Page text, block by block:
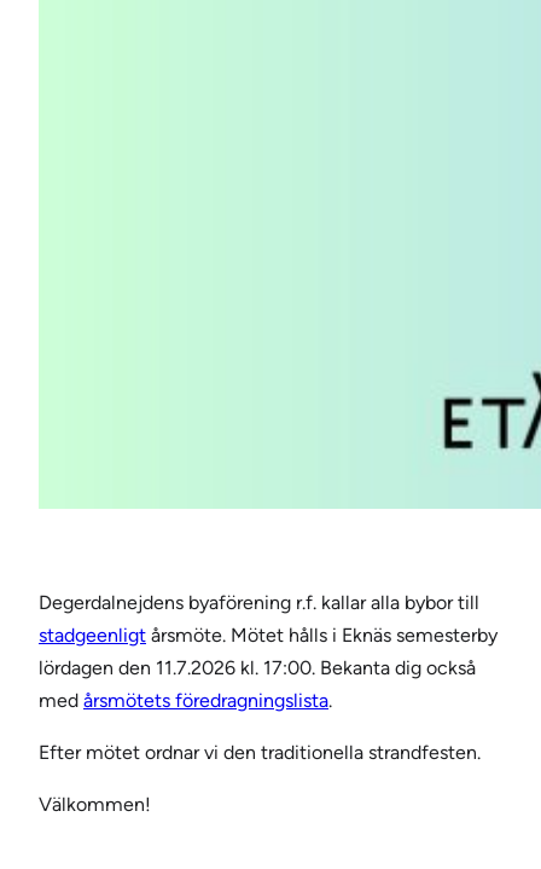
Degerdalnejdens byaförening r.f. kallar alla bybor till
stadgeenligt årsmöte. Mötet hålls i Eknäs semesterby
lördagen den 11.7.2026 kl. 17:00. Bekanta dig också
med årsmötets föredragningslista.
Efter mötet ordnar vi den traditionella strandfesten.
Välkommen!